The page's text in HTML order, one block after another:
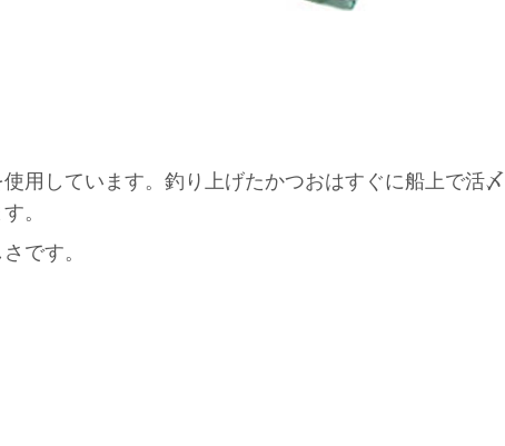
用しています。釣り上げたかつおはすぐに船上で活〆
。
です。